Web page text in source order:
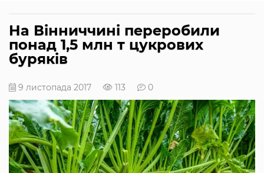
На Вінниччині переробили
понад 1,5 млн т цукрових
буряків
9 листопада 2017 113 0